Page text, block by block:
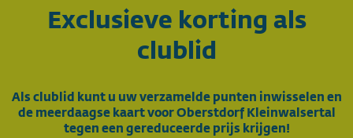
UNTERNEHMEN
MyMountainNature
Maßnahmen zur Qualitätsverbesserung
Ansprechpartner
Geschichte
Technische Daten
Exclusieve korting als
clublid
Als clublid kunt u uw verzamelde punten inwisselen en
de meerdaagse kaart voor Oberstdorf Kleinwalsertal
tegen een gereduceerde prijs krijgen!